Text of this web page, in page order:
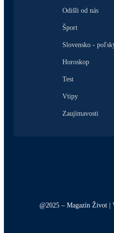
Odišli od nás
Šport
Slovensko -
Horoskop
Test
Vtipy
Zaujímavosti
@2025 – Magazín Život |